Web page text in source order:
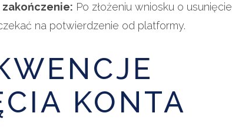
Po złożeniu wniosku o usunięcie
na potwierdzenie od platformy.
KONTA